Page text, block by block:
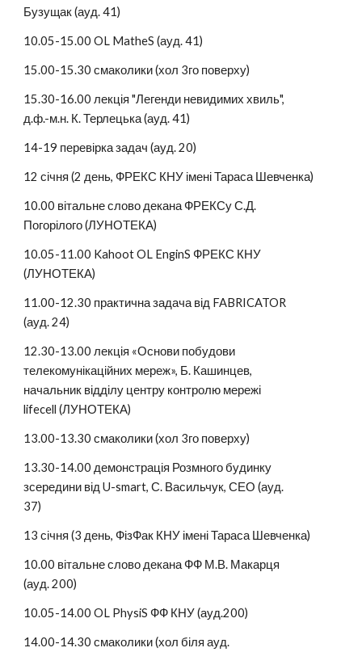
Бузущак (ауд. 41)
10.05-15.00 OL MatheS (ауд. 41)
15.00-15.30 смаколики (хол 3го поверху)
15.30-16.00 лекція "Легенди невидимих хвиль",
д.ф.-м.н. К. Терлецька (ауд. 41)
14-19 перевірка задач (ауд. 20)
12 січня (2 день, ФРЕКС КНУ імені Тараса Шевченка)
10.00 вітальне слово декана ФРЕКСу С.Д.
Погорілого (ЛУНОТЕКА)
10.05-11.00 Kahoot OL EnginS ФРЕКС КНУ
(ЛУНОТЕКА)
11.00-12.30 практична задача від FABRICATOR
(ауд. 24)
12.30-13.00 лекція «Основи побудови
телекомунікаційних мереж», Б. Кашинцев,
начальник відділу центру контролю мережі
lifecell (ЛУНОТЕКА)
13.00-13.30 смаколики (хол 3го поверху)
13.30-14.00 демонстрація Розмного будинку
зсередини від U-smart, С. Васильчук, СЕО (ауд.
37)
13 січня (3 день, ФізФак КНУ імені Тараса Шевченка)
10.00 вітальне слово декана ФФ М.В. Макарця
(ауд. 200)
10.05-14.00 OL PhysiS ФФ КНУ (ауд.200)
14.00-14.30 смаколики (хол біля ауд.